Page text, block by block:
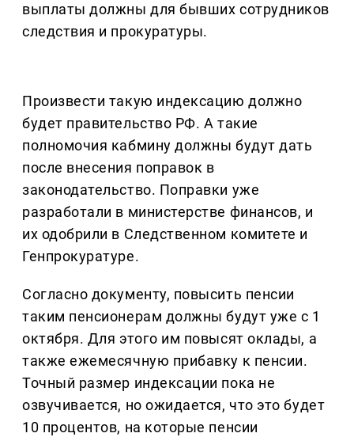
выплаты должны для бывших сотрудников
следствия и прокуратуры.
Произвести такую индексацию должно
будет правительство РФ. А такие
полномочия кабмину должны будут дать
после внесения поправок в
законодательство. Поправки уже
разработали в министерстве финансов, и
их одобрили в Следственном комитете и
Генпрокуратуре.
Согласно документу, повысить пенсии
таким пенсионерам должны будут уже с 1
октября. Для этого им повысят оклады, а
также ежемесячную прибавку к пенсии.
Точный размер индексации пока не
озвучивается, но ожидается, что это будет
10 процентов, на которые пенсии